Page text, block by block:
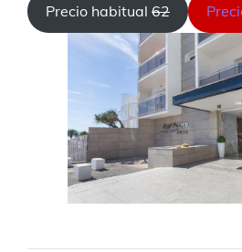
Precio habitual 62